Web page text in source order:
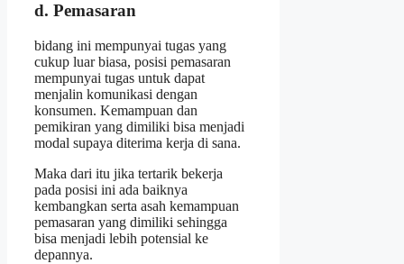
d. Pemasaran
bidang ini mempunyai tugas yang
cukup luar biasa, posisi pemasaran
mempunyai tugas untuk dapat
menjalin komunikasi dengan
konsumen. Kemampuan dan
pemikiran yang dimiliki bisa menjadi
modal supaya diterima kerja di sana.
Maka dari itu jika tertarik bekerja
pada posisi ini ada baiknya
kembangkan serta asah kemampuan
pemasaran yang dimiliki sehingga
bisa menjadi lebih potensial ke
depannya.